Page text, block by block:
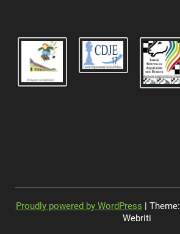
Proudly powered by WordPress | Theme:
Webriti